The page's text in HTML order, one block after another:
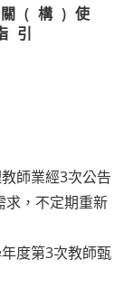
(構)使
引
師業經3次公告
求，不定期重新
度第3次教師甄